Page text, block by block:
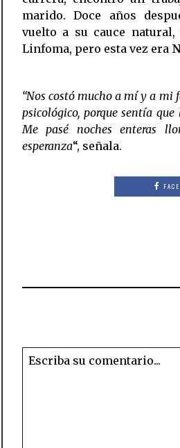
marido. Doce años
vuelto a su cauce
Linfoma, pero esta vez era
“Nos costó mucho a mí y a
psicológico, porque sentía
Me pasé noches enteras
esperanza“, señala.